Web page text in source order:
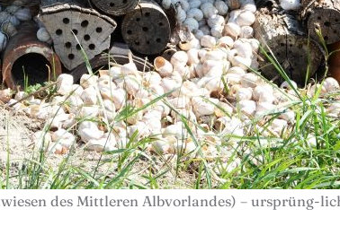
des Mittleren Albvorlandes) – ursprüng-